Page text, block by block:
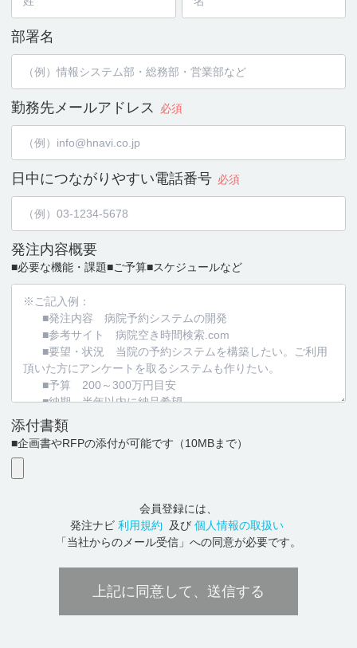
部署名
勤務先メールアドレス 必須
日中につながりやすい電話番号 必須
発注内容概要
■必要な機能・課題■ご予算■スケジュールなど
添付書類
■企画書やRFPの添付が可能です （10MBまで）
会員登録には、
発注ナビ 利用規約 及び 個人情報の取扱い
「当社からのメール受信」への同意が必要です。
上記に同意して、送信する